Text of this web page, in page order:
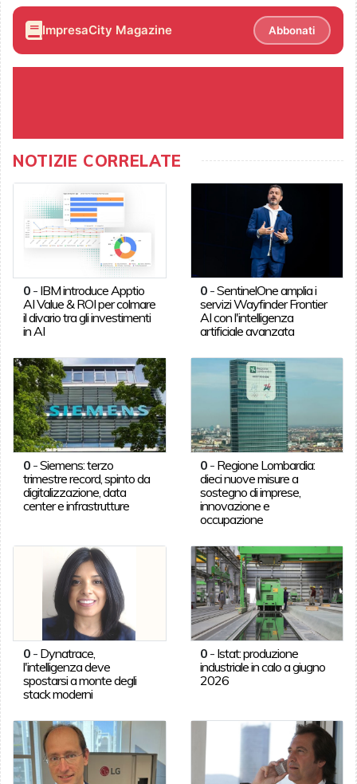
ImpresaCity Magazine Abbonati
NOTIZIE CORRELATE
0- IBM introduce Apptio
AI Value & ROI per colmare
il divario tra gli investimenti
in AI
0 -SentinelOne amplia i
servizi Wayfinder Frontier
AI con l'intelligenza
artificiale avanzata
0-Siemens: terzo
trimestre record, spinto da
digitalizzazione, data
center e infrastrutture
0 - Regione Lombardia:
dieci nuove misure a
sostegno di imprese,
innovazione e
occupazione
0- Dynatrace,
l'intelligenza deve
spostarsi a monte degli
stack moderni
0 - Istat: produzione
industriale in calo a giugno
2026